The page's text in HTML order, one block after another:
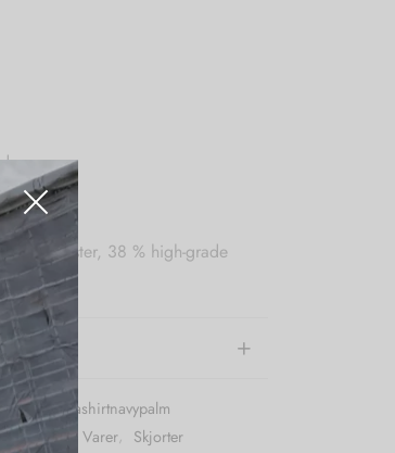
polyester, 38 % high-grade
, Nye Varer, Skjorter